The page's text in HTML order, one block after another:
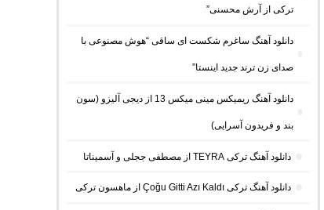
ترکی از آرش محسنی”
دانلود آهنگ ساغرم شکست ای ساقی “هوش مصنوعی با
صدای زن ترند جدید اینستا”
دانلود آهنگ ریمیکس مینی میکس 13 از دیجی آلیزو (سون
بند و فریدون آسرایی)
دانلود آهنگ ترکی TEYRA از مصطفی ججلی و آسمیناتا
دانلود آهنگ ترکی Çoğu Gitti Azı Kaldı از ماهسون ترکی